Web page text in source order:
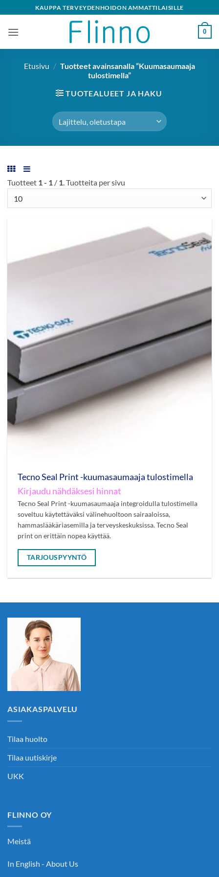
to
content
KAUPPA TERVEYDENHOIDON AMMATTILAISILLE
0
Etusivu / Tuotteet avainsanalla “Kuumasaumaaja
tulostimella”
TUOTEALUEET JA HAKU
Tuotteet 1 - 1 / 1. Tuotteita per sivu
Tecno Seal Print -kuumasaumaaja tulostimella
Kirjaudu nähdäksesi hinnat
Tecno Seal Print -kuumasaumaaja integroidulla tulostimella
soveltuu käytettäväksi välinehuoltoon sairaaloissa,
hammaslääkäriasemilla ja terveyskeskuksissa. Tecno Seal
print on erittäin nopea käyttää.
TARJOUSPYYNTÖ
ASIAKASPALVELU
Tilaa huolto
Tilaa uutiskirje
UKK
FLINNO OY
Meistä
In English - About Us